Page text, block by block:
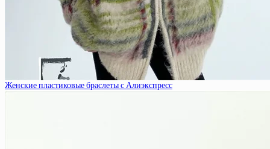
Женские пластиковые браслеты с Алиэкспресс